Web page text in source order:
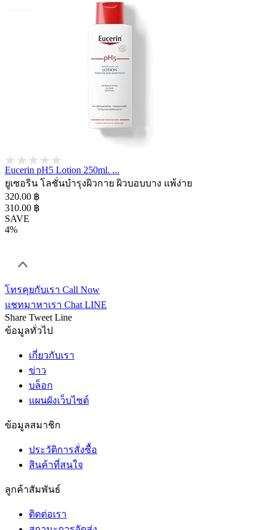
Eucerin pH5 Lotion 250ml. ...
ยูเซอริน โลชั่นบำรุงผิวกาย ผิวบอบบาง แพ้ง่าย
320.00 ฿
310.00 ฿
SAVE
4%
โทรคุยกับเรา Call Now
แชทมาหาเรา Chat LINE
Share Tweet Line
ข้อมูลทั่วไป
เกี่ยวกับเรา
ข่าว
บล็อก
แผนผังเว็บไซต์
ข้อมูลสมาชิก
ประวัติการสั่งซื้อ
สินค้าที่สนใจ
ลูกค้าสัมพันธ์
ติดต่อเรา